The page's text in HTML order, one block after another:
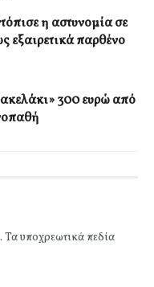
η αστυνομία σε
εξαιρετικά παρθένο
300 ευρώ από
Τα υποχρεωτικά πεδία